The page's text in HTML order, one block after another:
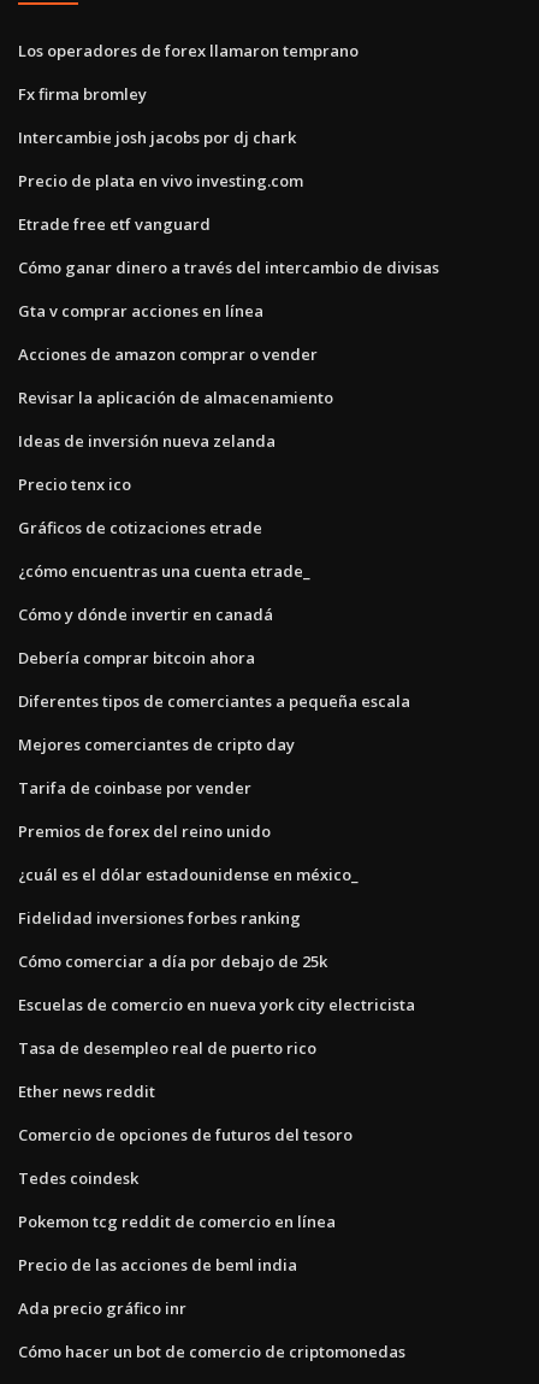
Los operadores de forex llamaron temprano
Fx firma bromley
Intercambie josh jacobs por dj chark
Precio de plata en vivo investing.com
Etrade free etf vanguard
Cómo ganar dinero a través del intercambio de divisas
Gta v comprar acciones en línea
Acciones de amazon comprar o vender
Revisar la aplicación de almacenamiento
Ideas de inversión nueva zelanda
Precio tenx ico
Gráficos de cotizaciones etrade
¿cómo encuentras una cuenta etrade_
Cómo y dónde invertir en canadá
Debería comprar bitcoin ahora
Diferentes tipos de comerciantes a pequeña escala
Mejores comerciantes de cripto day
Tarifa de coinbase por vender
Premios de forex del reino unido
¿cuál es el dólar estadounidense en méxico_
Fidelidad inversiones forbes ranking
Cómo comerciar a día por debajo de 25k
Escuelas de comercio en nueva york city electricista
Tasa de desempleo real de puerto rico
Ether news reddit
Comercio de opciones de futuros del tesoro
Tedes coindesk
Pokemon tcg reddit de comercio en línea
Precio de las acciones de beml india
Ada precio gráfico inr
Cómo hacer un bot de comercio de criptomonedas